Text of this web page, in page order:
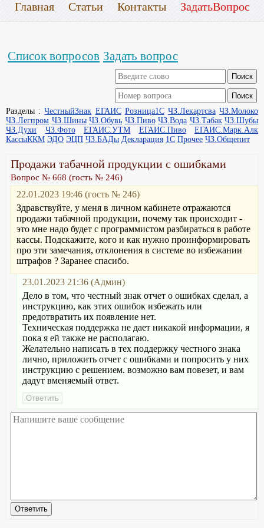
Главная Статьи Контакты ЗадатьВопрос
Список вопросов Задать вопрос
Разделы :ЧестныйЗнак ЕГАИС Розница1С ЧЗ.Лекартсва ЧЗ.Молоко
ЧЗ.Легпром ЧЗ.Шины ЧЗ.Обувь ЧЗ.Пиво ЧЗ.Вода ЧЗ.Табак ЧЗ.Шубы
ЧЗ.Духи
ЧЗ.Фото ЕГАИС.УТМ ЕГАИС.Пиво
ЕГАИС.Марк.Алк
КассыККМ ЭДО ЭЦП ЧЗ.БАДы Декларация 1С Прочее ЧЗ.Общепит
Продажи табачной продукции с ошибками
Вопрос № 668 (гость № 246)
22.01.2023 19:46 (гость № 246)
Здравствуйте, у меня в личном кабинете отражаются
продажи табачной продукции, почему так происходит -
это мне надо будет с программистом разбираться в работе
кассы. Подскажите, кого и как нужно проинформировать
про эти замечания, отклонения в системе во избежании
штрафов ? Заранее спасибо.
23.01.2023 21:36 (Админ)
Дело в том, что честный знак отчет о ошибках сделал, а
инструкцию, как этих ошибок избежать или
предотвратить их появление нет.
Техническая поддержка не дает никакой информации, я
пока я ей также не располагаю.
Желательно написать в тех поддержку честного знака
лично, приложить отчет с ошибками и попросить у них
инструкцию с решением. возможно вам повезет, и вам
дадут вменяемый ответ.